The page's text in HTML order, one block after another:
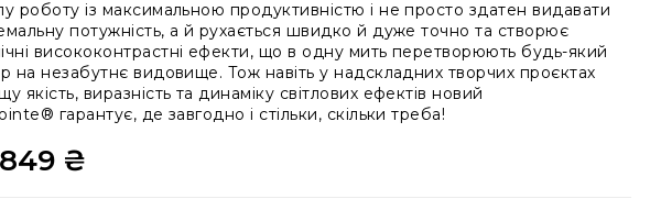
роботу із максимальною продуктивністю і не просто здатен видавати
потужність, а й рухається швидко й дуже точно та створює
висококонтрастні ефекти, що в одну мить перетворюють будь-який
на незабутнє видовище. Тож навіть у надскладних творчих проєктах
якість, виразність та динаміку світлових ефектів новий
гарантує, де завгодно і стільки, скільки треба!
₴